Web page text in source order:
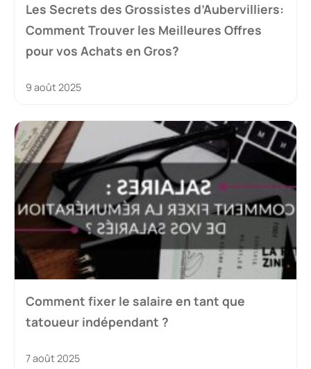
Les Secrets des Grossistes d’Aubervilliers:
Comment Trouver les Meilleures Offres
pour vos Achats en Gros?
9 août 2025
Comment fixer le salaire en tant que
tatoueur indépendant ?
7 août 2025